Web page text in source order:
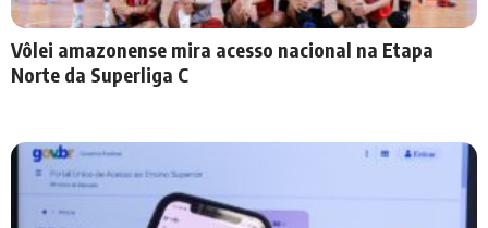
Vôlei amazonense mira acesso nacional na Etapa
Norte da Superliga C